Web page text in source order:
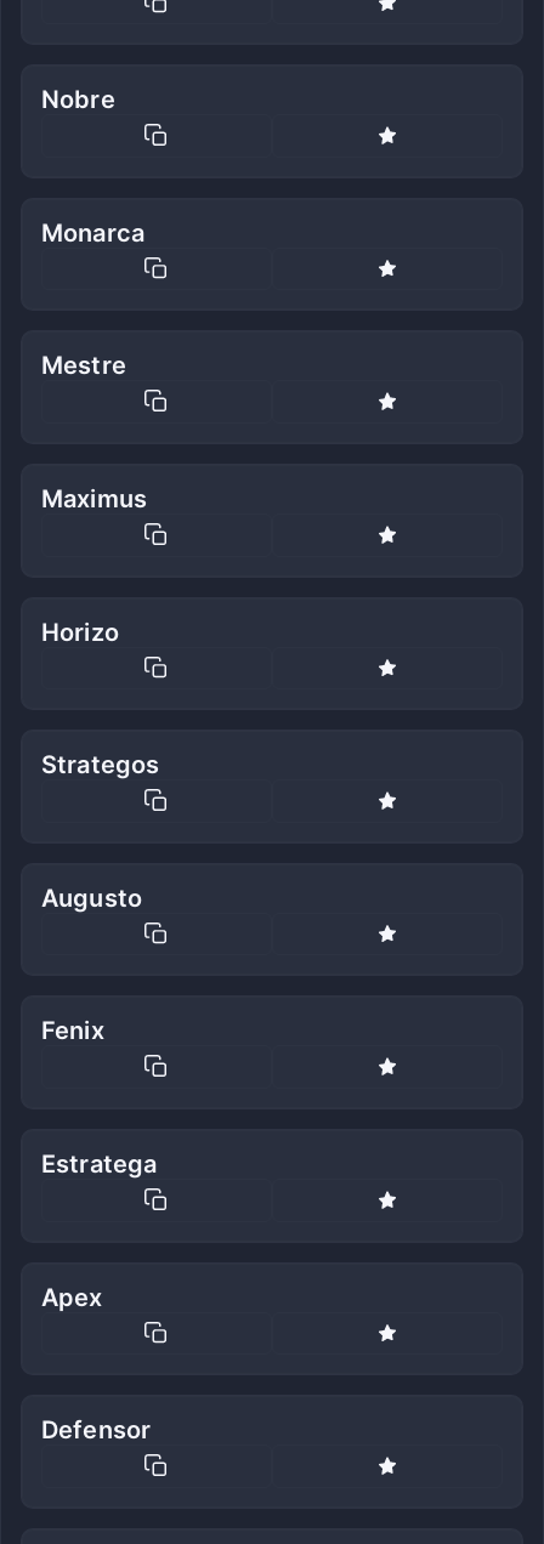
Nobre
Monarca
Mestre
Maximus
Horizo
Strategos
Augusto
Fenix
Estratega
Apex
Defensor